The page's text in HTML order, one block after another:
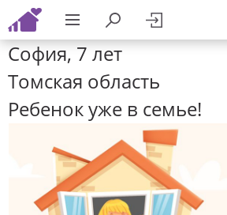
София, 7 лет
Томская область
Ребенок уже в семье!